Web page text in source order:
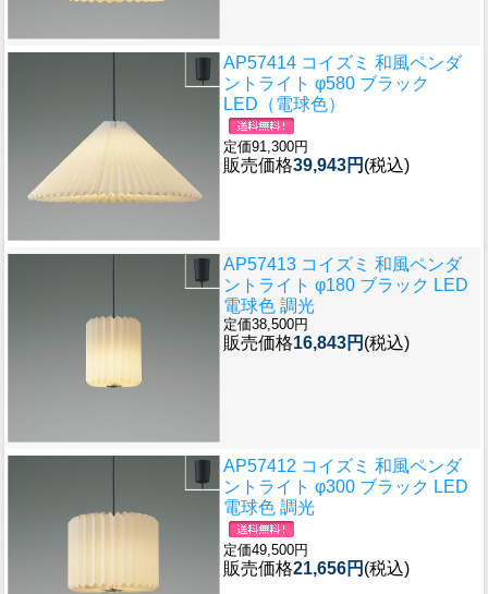
AP57414 コイズミ 和風ペンダ
ントライト φ580 ブラック
LED（電球色）
定価91,300円
販売価格39,943円 (税込)
AP57413 コイズミ 和風ペンダ
ントライト φ180 ブラック LED
電球色 調光
定価38,500円
販売価格16,843円 (税込)
AP57412 コイズミ 和風ペンダ
ントライト φ300 ブラック LED
電球色 調光
定価49,500円
販売価格21,656円 (税込)